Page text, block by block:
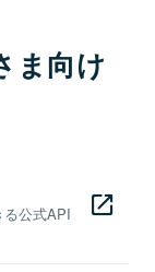
ま向け
公式API